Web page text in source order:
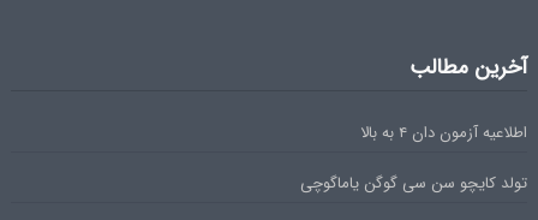
آخرین مطالب
اطلاعیه آزمون دان ۴ به بالا
تولد کایچو سن سی گوگن یاماگوچی